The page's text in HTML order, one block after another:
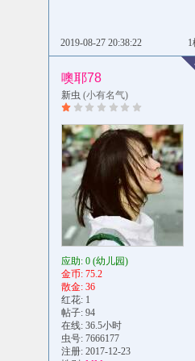
1
2019-08-27 20:38:22
噢耶78
新虫 (小有名气)
应助: 0 (幼儿园)
金币: 75.2
散金: 36
红花: 1
帖子: 94
在线: 36.5小时
虫号: 7666177
注册: 2017-12-23